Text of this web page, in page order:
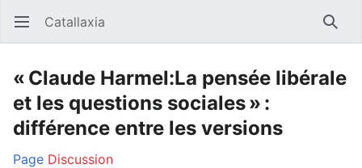
Ouvrir le menu principal Catallaxia
« Claude Harmel:La pensée libérale
et les questions sociales » :
différence entre les versions
Page Discussion